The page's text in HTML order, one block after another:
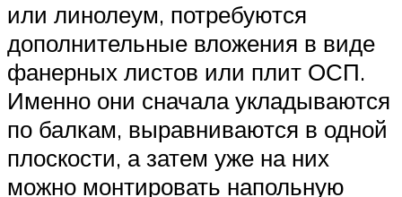
или линолеум, потребуются
дополнительные вложения в виде
фанерных листов или плит ОСП.
Именно они сначала укладываются
по балкам, выравниваются в одной
плоскости, а затем уже на них
можно монтировать напольную